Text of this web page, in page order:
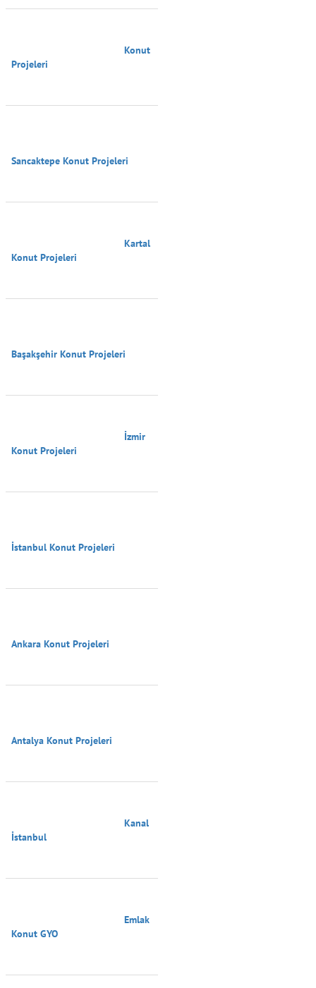
Projeleri
Sancaktepe Konut Projeleri
Konut Projeleri
Başakşehir Konut Projeleri
Konut Projeleri
İstanbul Konut Projeleri
Ankara Konut Projeleri
Antalya Konut Projeleri
İstanbul
Konut GYO